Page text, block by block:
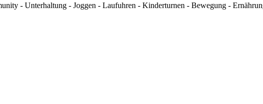
- Unterhaltung - Joggen - Laufuhren - Kinderturnen - Bewegung -